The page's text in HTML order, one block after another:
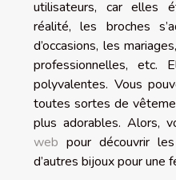
utilisateurs, car elles
réalité, les broches
d’occasions, les
professionnelles, etc.
polyvalentes. Vous
toutes sortes de
plus adorables. Alors,
web pour découvrir
d’autres bijoux pour une